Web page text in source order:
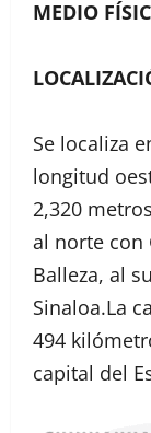
MEDIO
Se localiza
longitud
2,320
al norte con
Balleza, al
Sinaloa.La
494
capital del